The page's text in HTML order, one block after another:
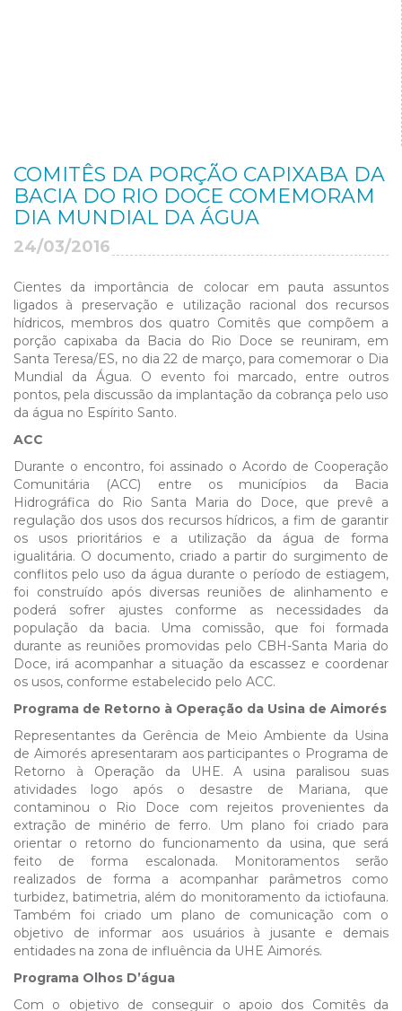
COMITÊS DA PORÇÃO CAPIXABA DA
BACIA DO RIO DOCE COMEMORAM
DIA MUNDIAL DA ÁGUA
24/03/2016
Cientes da importância de colocar em pauta assuntos
ligados à preservação e utilização racional dos recursos
hídricos, membros dos quatro Comitês que compõem a
porção capixaba da Bacia do Rio Doce se reuniram, em
Santa Teresa/ES, no dia 22 de março, para comemorar o Dia
Mundial da Água. O evento foi marcado, entre outros
pontos, pela discussão da implantação da cobrança pelo uso
da água no Espírito Santo.
ACC
Durante o encontro, foi assinado o Acordo de Cooperação
Comunitária (ACC) entre os municípios da Bacia
Hidrográfica do Rio Santa Maria do Doce, que prevê a
regulação dos usos dos recursos hídricos, a fim de garantir
os usos prioritários e a utilização da água de forma
igualitária. O documento, criado a partir do surgimento de
conflitos pelo uso da água durante o período de estiagem,
foi construído após diversas reuniões de alinhamento e
poderá sofrer ajustes conforme as necessidades da
população da bacia. Uma comissão, que foi formada
durante as reuniões promovidas pelo CBH-Santa Maria do
Doce, irá acompanhar a situação da escassez e coordenar
os usos, conforme estabelecido pelo ACC.
Programa de Retorno à Operação da Usina de Aimorés
Representantes da Gerência de Meio Ambiente da Usina
de Aimorés apresentaram aos participantes o Programa de
Retorno à Operação da UHE. A usina paralisou suas
atividades logo após o desastre de Mariana, que
contaminou o Rio Doce com rejeitos provenientes da
extração de minério de ferro. Um plano foi criado para
orientar o retorno do funcionamento da usina, que será
feito de forma escalonada. Monitoramentos serão
realizados de forma a acompanhar parâmetros como
turbidez, batimetria, além do monitoramento da ictiofauna.
Também foi criado um plano de comunicação com o
objetivo de informar aos usuários à jusante e demais
entidades na zona de influência da UHE Aimorés.
Programa Olhos D’água
Com o objetivo de conseguir o apoio dos Comitês da